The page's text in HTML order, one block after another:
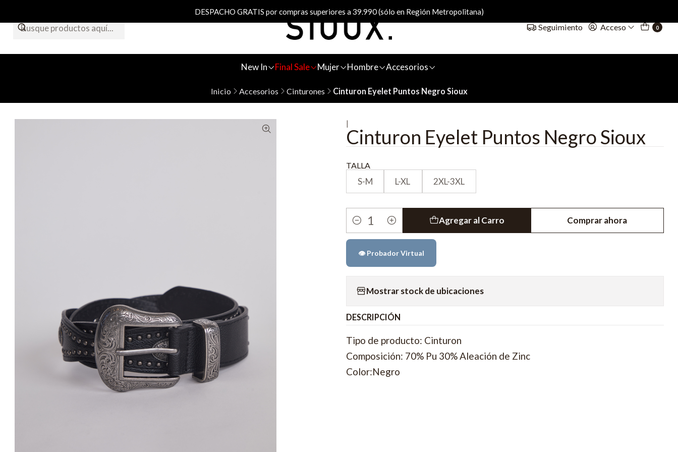
Seguimiento Acceso 0
New In Final Sale Mujer Hombre Accesorios
DESPACHO GRATIS por compras superiores a 39.990 (sólo en Región Metropolitana)
Inicio Accesorios Cinturones Cinturon Eyelet Puntos Negro Sioux
|
Cinturon Eyelet Puntos Negro Sioux
TALLA
S-M L-XL 2XL-3XL
Cantidad
Agregar al Carro Comprar ahora
👁️ Probador Virtual
Mostrar stock de ubicaciones
DESCRIPCIÓN
Tipo de producto: Cinturon
Composición: 70% Pu 30% Aleación de Zinc
Color:Negro